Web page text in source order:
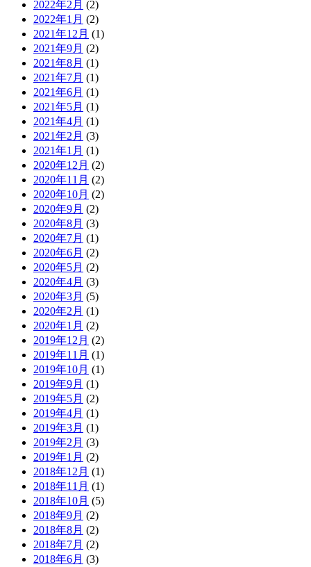
2022年2月 (2)
2022年1月 (2)
2021年12月 (1)
2021年9月 (2)
2021年8月 (1)
2021年7月 (1)
2021年6月 (1)
2021年5月 (1)
2021年4月 (1)
2021年2月 (3)
2021年1月 (1)
2020年12月 (2)
2020年11月 (2)
2020年10月 (2)
2020年9月 (2)
2020年8月 (3)
2020年7月 (1)
2020年6月 (2)
2020年5月 (2)
2020年4月 (3)
2020年3月 (5)
2020年2月 (1)
2020年1月 (2)
2019年12月 (2)
2019年11月 (1)
2019年10月 (1)
2019年9月 (1)
2019年5月 (2)
2019年4月 (1)
2019年3月 (1)
2019年2月 (3)
2019年1月 (2)
2018年12月 (1)
2018年11月 (1)
2018年10月 (5)
2018年9月 (2)
2018年8月 (2)
2018年7月 (2)
2018年6月 (3)